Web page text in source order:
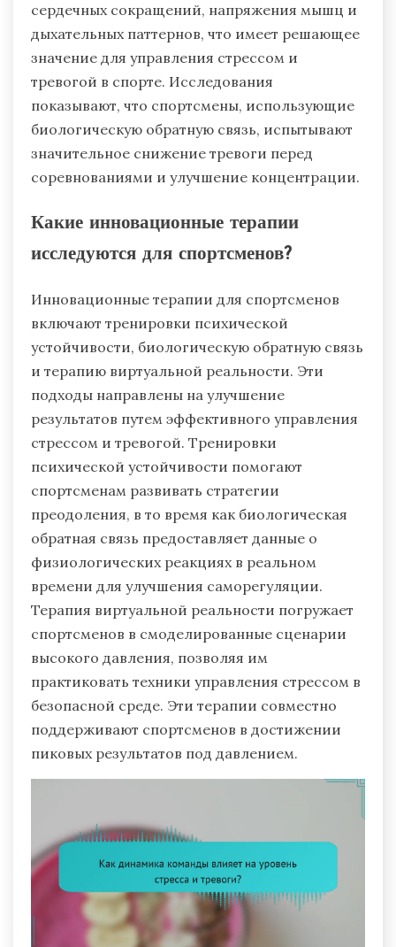
сердечных сокращений, напряжения мышц и
дыхательных паттернов, что имеет решающее
значение для управления стрессом и
тревогой в спорте. Исследования
показывают, что спортсмены, использующие
биологическую обратную связь, испытывают
значительное снижение тревоги перед
соревнованиями и улучшение концентрации.
Какие инновационные терапии
исследуются для спортсменов?
Инновационные терапии для спортсменов
включают тренировки психической
устойчивости, биологическую обратную связь
и терапию виртуальной реальности. Эти
подходы направлены на улучшение
результатов путем эффективного управления
стрессом и тревогой. Тренировки
психической устойчивости помогают
спортсменам развивать стратегии
преодоления, в то время как биологическая
обратная связь предоставляет данные о
физиологических реакциях в реальном
времени для улучшения саморегуляции.
Терапия виртуальной реальности погружает
спортсменов в смоделированные сценарии
высокого давления, позволяя им
практиковать техники управления стрессом в
безопасной среде. Эти терапии совместно
поддерживают спортсменов в достижении
пиковых результатов под давлением.